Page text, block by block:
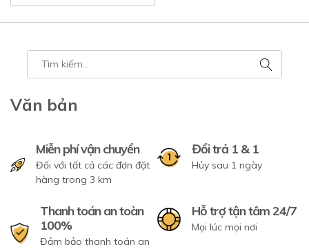
Văn bản
Miễn phí vận chuyển
Đối với tất cả các đơn đặt
hàng trong 3 km
Đổi trả 1 & 1
Hủy sau 1 ngày
Thanh toán an toàn
100%
Đảm bảo thanh toán an
Hỗ trợ tận tâm 24/7
Mọi lúc mọi nơi